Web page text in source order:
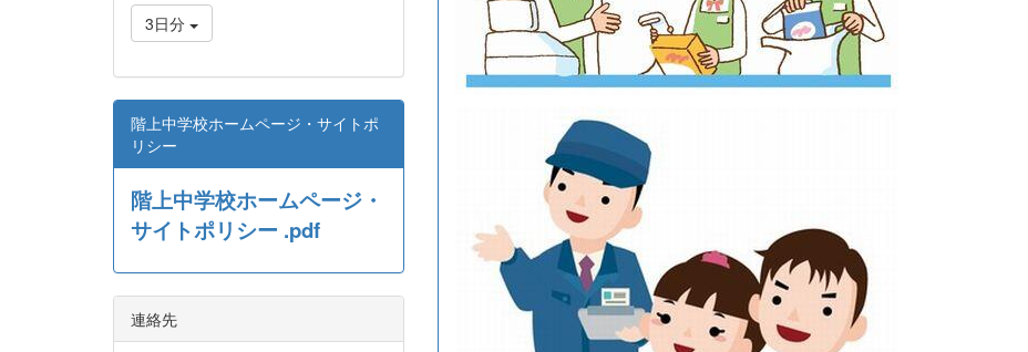
3日分
階上中学校ホームページ・サイトポ
リシー
階上中学校ホームページ・
サイトポリシー .pdf
連絡先